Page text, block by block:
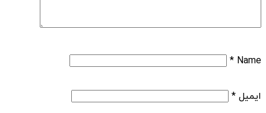
Name
*
ایمیل*